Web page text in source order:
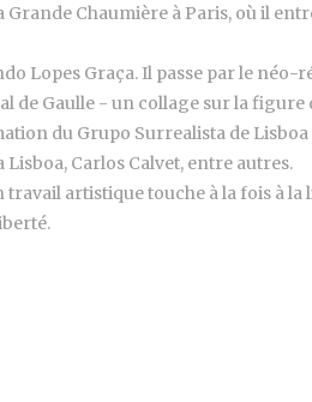
Chaumière à Paris, où il
Graça. Il passe par le néo-
Gaulle - un collage sur la
du Grupo Surrealista de
Carlos Calvet, entre autres.
artistique touche à la fois à